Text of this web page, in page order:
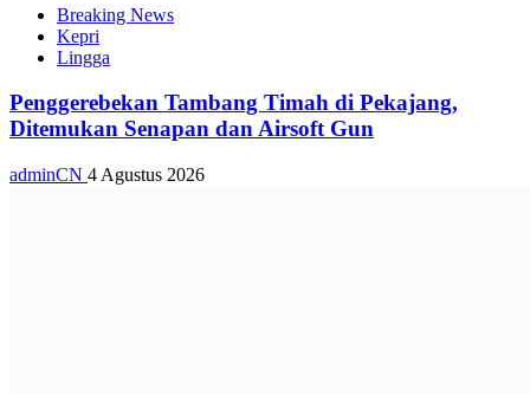
Breaking News
Kepri
Lingga
Penggerebekan Tambang Timah di Pekajang,
Ditemukan Senapan dan Airsoft Gun
adminCN 4 Agustus 2026